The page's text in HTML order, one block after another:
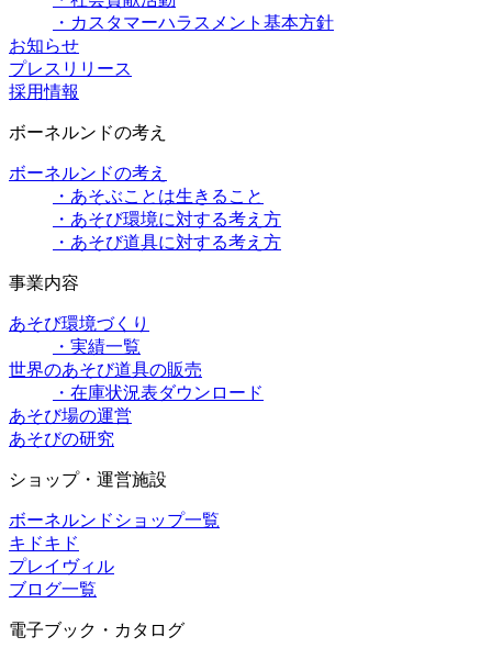
・カスタマーハラスメント基本方針
お知らせ
プレスリリース
採用情報
ボーネルンドの考え
ボーネルンドの考え
・あそぶことは生きること
・あそび環境に対する考え方
・あそび道具に対する考え方
事業内容
あそび環境づくり
・実績一覧
世界のあそび道具の販売
・在庫状況表ダウンロード
あそび場の運営
あそびの研究
ショップ・運営施設
ボーネルンドショップ一覧
キドキド
プレイヴィル
ブログ一覧
電子ブック・カタログ